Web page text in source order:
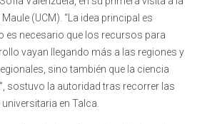
(UCM). “La idea principal es
es necesario que los recursos para
vayan llegando más a las regiones y
sino también que la ciencia
sostuvo la autoridad tras recorrer las
en Talca.